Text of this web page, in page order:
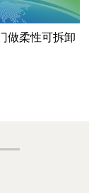
做柔性可拆卸